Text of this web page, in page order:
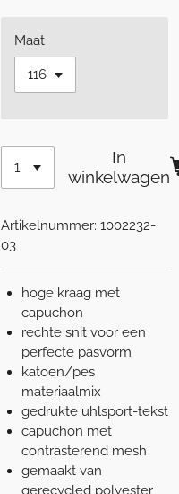
Maat
In
winkelwagen
Artikelnummer: 1002232-
03
hoge kraag met
capuchon
rechte snit voor een
perfecte pasvorm
katoen/pes
materiaalmix
gedrukte uhlsport-tekst
capuchon met
contrasterend mesh
gemaakt van
gerecycled polyester